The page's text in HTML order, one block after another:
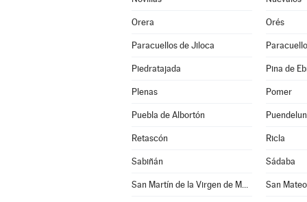
Orera Orés
Paracuellos de Jiloca
Piedratajada Pina de
Plenas Pomer
Puebla de Albortón
Retascón Ricla
Sabiñán Sádaba
San Martín de la Virgen de Moncayo San